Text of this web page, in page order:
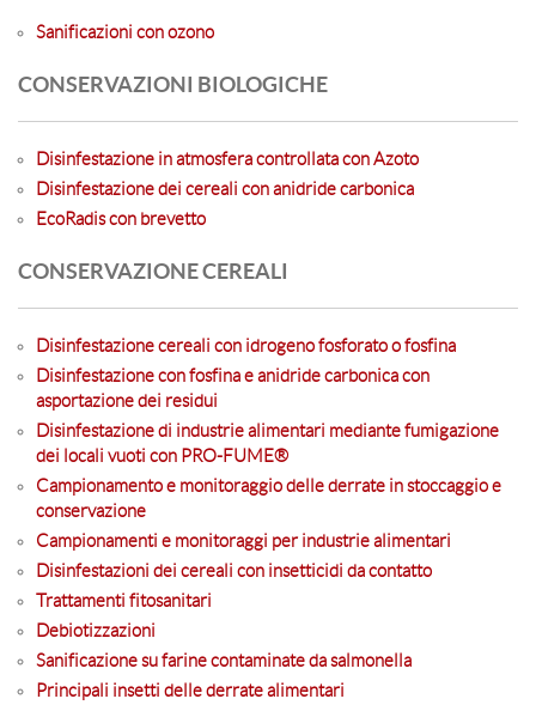
Sanificazioni con ozono
CONSERVAZIONI BIOLOGICHE
Disinfestazione in atmosfera controllata con Azoto
Disinfestazione dei cereali con anidride carbonica
EcoRadis con brevetto
CONSERVAZIONE CEREALI
Disinfestazione cereali con idrogeno fosforato o fosfina
Disinfestazione con fosfina e anidride carbonica con
asportazione dei residui
Disinfestazione di industrie alimentari mediante fumigazione
dei locali vuoti con PRO-FUME®
Campionamento e monitoraggio delle derrate in stoccaggio e
conservazione
Campionamenti e monitoraggi per industrie alimentari
Disinfestazioni dei cereali con insetticidi da contatto
Trattamenti fitosanitari
Debiotizzazioni
Sanificazione su farine contaminate da salmonella
Principali insetti delle derrate alimentari